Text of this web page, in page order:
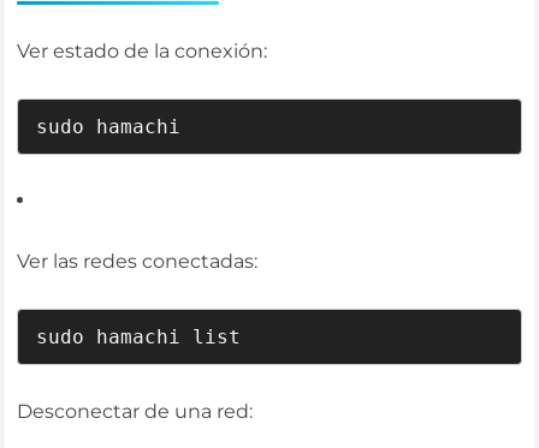
Ver estado de la conexión:
sudo hamachi
Ver las redes conectadas:
sudo hamachi list
Desconectar de una red: